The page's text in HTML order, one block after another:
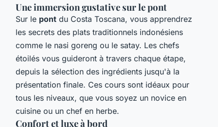
Une immersion gustative sur le pont
Sur le pont du Costa Toscana, vous apprendrez
les secrets des plats traditionnels indonésiens
comme le nasi goreng ou le satay. Les chefs
étoilés vous guideront à travers chaque étape,
depuis la sélection des ingrédients jusqu'à la
présentation finale. Ces cours sont idéaux pour
tous les niveaux, que vous soyez un novice en
cuisine ou un chef en herbe.
Confort et luxe à bord